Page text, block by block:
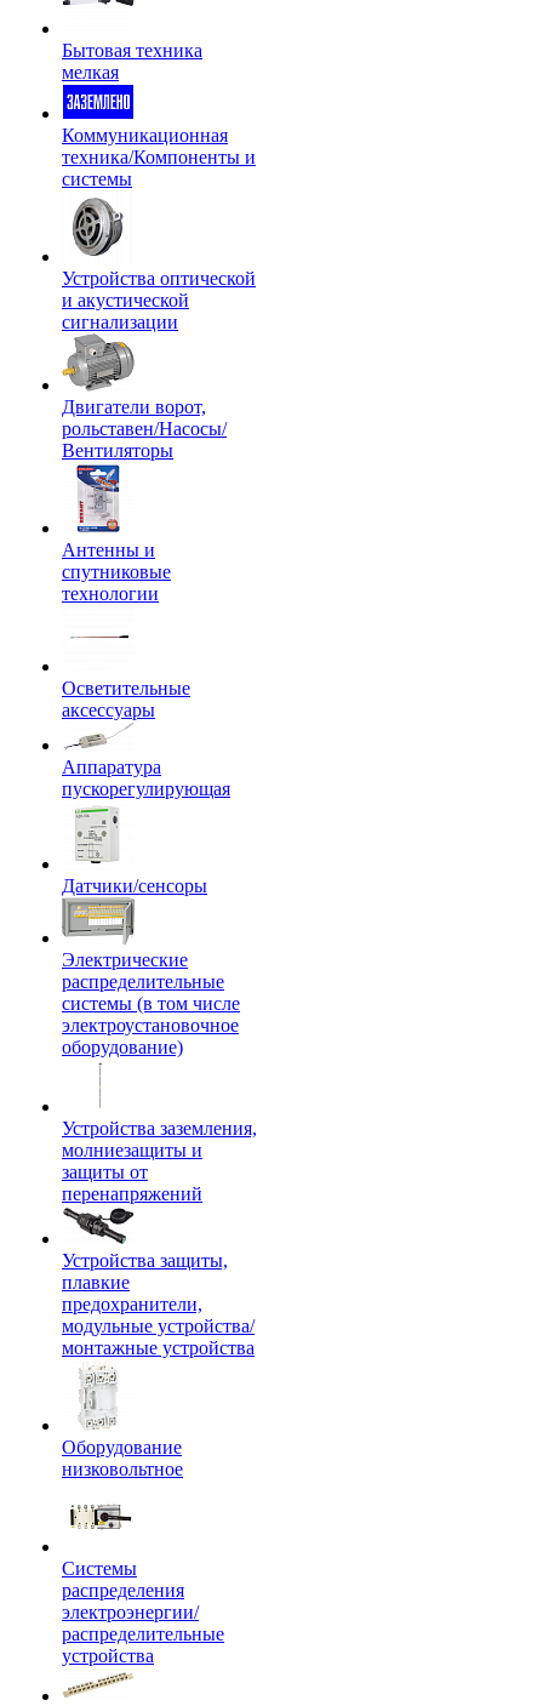
Бытовая техника
мелкая
Коммуникационная
техника/Компоненты и
системы
Устройства оптической
и акустической
сигнализации
Двигатели ворот,
рольставен/Насосы/
Вентиляторы
Антенны и
спутниковые
технологии
Осветительные
аксессуары
Аппаратура
пускорегулирующая
Датчики/сенсоры
Электрические
распределительные
системы (в том числе
электроустановочное
оборудование)
Устройства заземления,
молниезащиты и
защиты от
перенапряжений
Устройства защиты,
плавкие
предохранители,
модульные устройства/
монтажные устройства
Оборудование
низковольтное
Системы
распределения
электроэнергии/
распределительные
устройства